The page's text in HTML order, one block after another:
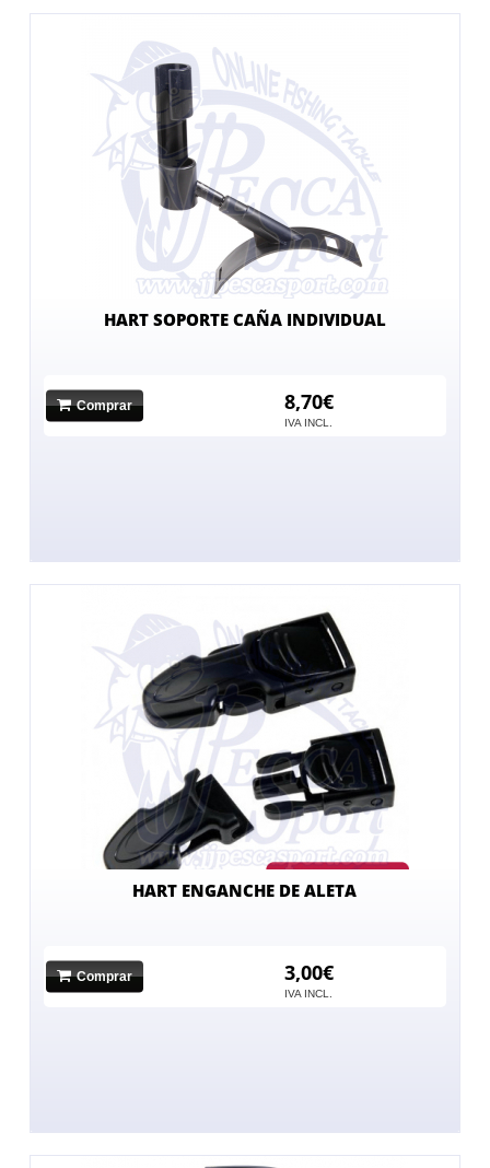
HART SOPORTE CAÑA INDIVIDUAL
Comprar 8,70€
IVA INCL.
HART ENGANCHE DE ALETA
Comprar 3,00€
IVA INCL.